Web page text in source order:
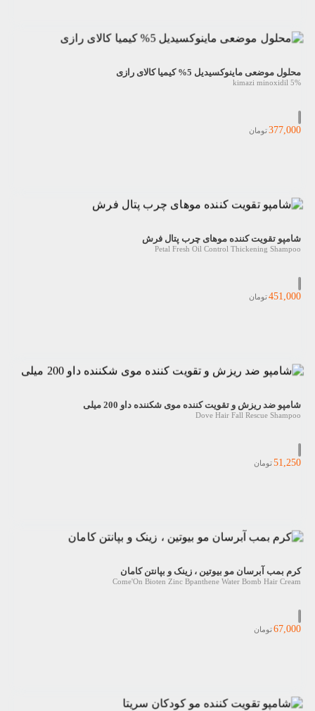
محلول موضعی ماینوکسیدیل 5% کیمیا کالای رازی
kimazi minoxidil 5%
377,000تومان
شامپو تقویت کننده موهای چرب پتال فرش
Petal Fresh Oil Control Thickening Shampoo
451,000تومان
شامپو ضد ریزش و تقویت کننده موی شکننده داو 200 میلی
Dove Hair Fall Rescue Shampoo
51,250تومان
کرم بمب آبرسان مو بیوتین ، زینک و بپانتن کامان
Come'On Bioten Zinc Bpanthene Water Bomb Hair Cream
67,000تومان